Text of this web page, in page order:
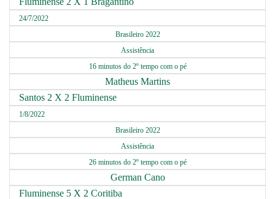
24/7/2022
Brasileiro 2022
Assistência
16 minutos do 2º tempo com o pé
Matheus Martins
Santos 2 X 2 Fluminense
1/8/2022
Brasileiro 2022
Assistência
26 minutos do 2º tempo com o pé
German Cano
Fluminense 5 X 2 Coritiba